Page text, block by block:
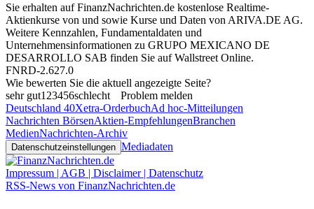
Sie erhalten auf FinanzNachrichten.de kostenlose Realtime-
Aktienkurse von und sowie Kurse und Daten von ARIVA.DE AG.
Weitere Kennzahlen, Fundamentaldaten und
Unternehmensinformationen zu GRUPO MEXICANO DE
DESARROLLO SAB finden Sie aufWallstreet Online.
FNRD-2.627.0
Wie bewerten Sie die aktuell angezeigte Seite?
sehr gut1 23456schlecht
Problem melden
Deutschland 40Xetra-OrderbuchAd hoc-Mitteilungen
Nachrichten BörsenAktien-EmpfehlungenBranchen
MedienNachrichten-Archiv
Datenschutzeinstellungen Mediadaten
Impressum | AGB | Disclaimer | Datenschutz
RSS-News von FinanzNachrichten.de